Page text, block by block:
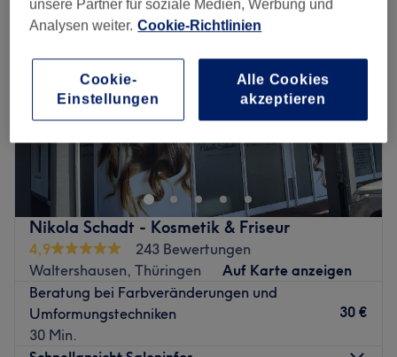
Nikola Schadt - Kosmetik & Friseur
4,9
243 Bewertungen
Waltershausen, Thüringen
Auf Karte anzeigen
Beratung bei Farbveränderungen und
Umformungstechniken
30 Min.
30 €
unsere Partner für soziale Medien, Werbung und
Analysen weiter. Cookie-Richtlinien
Cookie-
Einstellungen
Alle Cookies
akzeptieren